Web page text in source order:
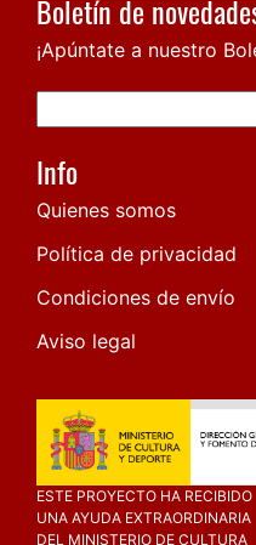
Boletín de
¡Apúntate a nuestro
Info
Quienes somos
Política de privacidad
Condiciones de envío
Aviso legal
ESTE PROYECTO HA RECIBIDO
UNA AYUDA EXTRAORDINARIA
DEL MINISTERIO DE CULTURA